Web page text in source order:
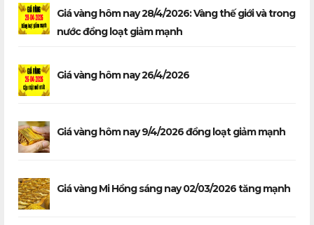
Giá vàng hôm nay 28/4/2026: Vàng thế giới và trong
nước đồng loạt giảm mạnh
Giá vàng hôm nay 26/4/2026
Giá vàng hôm nay 9/4/2026 đồng loạt giảm mạnh
Giá vàng Mi Hồng sáng nay 02/03/2026 tăng mạnh